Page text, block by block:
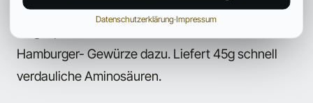
Pfanne zu, die zuvor mit Öl eingerieben oder
Hamburger- Gewürze dazu. Liefert 45g schnell
verdauliche Aminosäuren.
Datenschutzerklärung·Impressum